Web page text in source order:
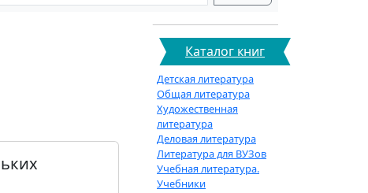
Каталог книг
Детская литература
Общая литература
Художественная
литература
Деловая литература
Литература для ВУЗов
Учебная литература.
Учебники